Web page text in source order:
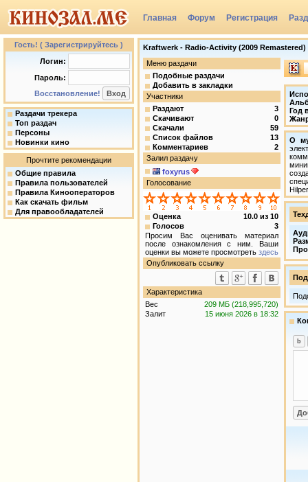
Главная Форум Регистрация
Группы
Гость! ( Зарегистрируйтесь )
Логин:
Пароль:
Восстановление!
Раздачи трекера
Топ раздач
Персоны
Новинки кино
Прочтите рекомендации
Общие правила
Правила пользователей
Правила Кинооператоров
Как скачать фильм
Для правообладателей
Kraftwerk - Radio-Activity (2009
Меню раздачи
Подобные раздачи
Добавить в закладки
Участники
Раздают
3
Скачивают
0
Скачали
59
Список файлов
13
Комментариев
2
Залил раздачу
foxyrus
Голосование
Оценка 10.0 из 10
Голосов
3
Просим Вас оценивать материал
после ознакомления с ним. Ваши
оценки вы можете просмотреть здесь
Опубликовать ссылку
Характеристика
Вес
209 МБ (218,995,720)
Залит
15 июня 2026 в 18:32
Год
О